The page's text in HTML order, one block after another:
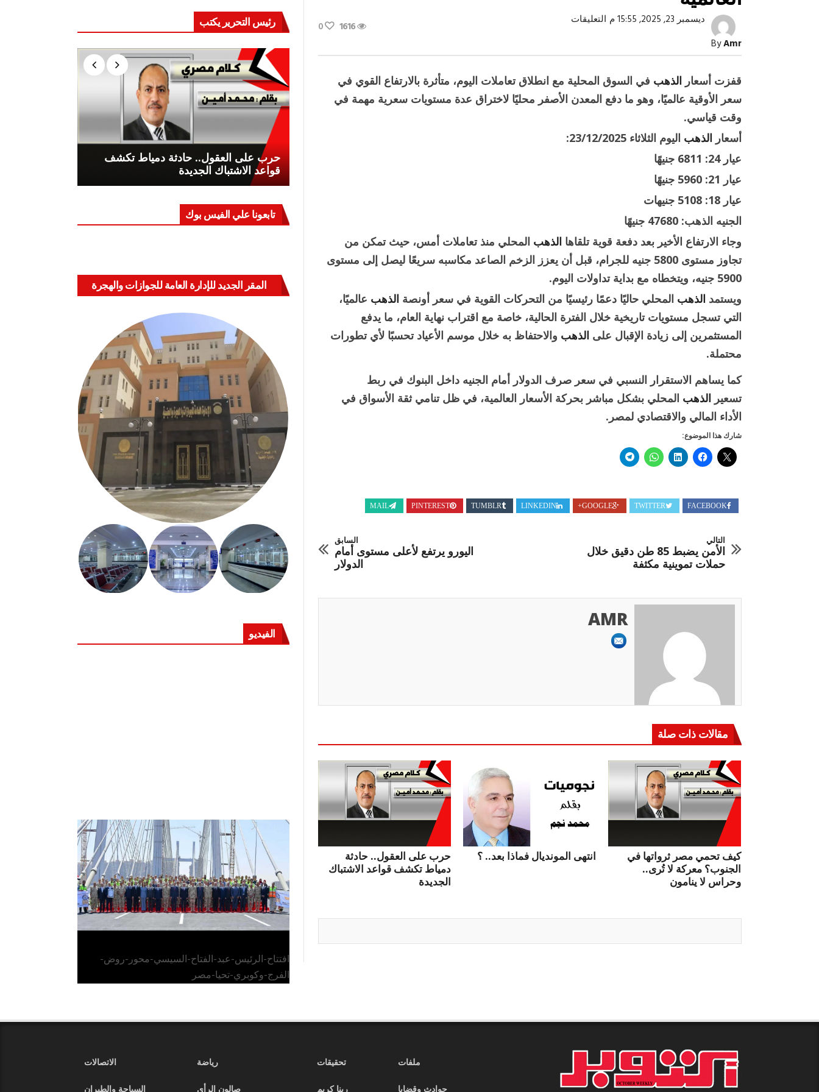
ByAmr
ديسمبر 23, 2025, 15:55 م التعليقات
في
مع
ارتفاع
الأسعار
العالمية
1616
0
قفزت أسعار الذهب في السوق المحلية مع انطلاق تعاملات اليوم، متأثرة بالارتفاع القوي في
سعر الأوقية عالميًا، وهو ما دفع المعدن الأصفر محليًا لاختراق عدة مستويات سعرية مهمة في
وقت قياسي.
أسعار الذهب اليوم الثلاثاء 23/12/2025:
عيار 24: 6811 جنيهًا
عيار 21: 5960 جنيهًا
عيار 18: 5108 جنيهات
الجنيه الذهب: 47680 جنيهًا
وجاء الارتفاع الأخير بعد دفعة قوية تلقاها الذهب المحلي منذ تعاملات أمس، حيث تمكن من
تجاوز مستوى 5800 جنيه للجرام، قبل أن يعزز الزخم الصاعد مكاسبه سريعًا ليصل إلى مستوى
5900 جنيه، ويتخطاه مع بداية تداولات اليوم.
ويستمد الذهب المحلي حاليًا دعمًا رئيسيًا من التحركات القوية في سعر أونصة الذهب عالميًا،
التي تسجل مستويات تاريخية خلال الفترة الحالية، خاصة مع اقتراب نهاية العام، ما يدفع
المستثمرين إلى زيادة الإقبال على الذهب والاحتفاظ به خلال موسم الأعياد تحسبًا لأي تطورات
محتملة.
كما يساهم الاستقرار النسبي في سعر صرف الدولار أمام الجنيه داخل البنوك في ربط
تسعير الذهب المحلي بشكل مباشر بحركة الأسعار العالمية، في ظل تنامي ثقة الأسواق في
الأداء المالي والاقتصادي لمصر.
شارك هذا الموضوع:
FACEBOOK
TWITTER
GOOGLE+
LINKEDIN
TUMBLR
PINTEREST
MAIL
السابق
اليورو يرتفع لأعلى مستوى أمام
الدولار
التالي
الأمن يضبط 85 طن دقيق خلال
حملات تموينية مكثفة
AMR
مقالات ذات صلة
حرب على العقول.. حادثة
دمياط تكشف قواعد الاشتباك
الجديدة
انتهى المونديال فماذا بعد.. ؟
كيف تحمي مصر ثرواتها في
الجنوب؟ معركة لا تُرى..
وحراس لا ينامون
رئيس التحرير يكتب
حرب على العقول.. حادثة دمياط تكشف
قواعد الاشتباك الجديدة
جهاز مستقبل مصر نموذجا.. لماذا تُنشئ
الدول كيانات تنموية عملاقة؟
تابعونا علي الفيس بوك
المقر الجديد للإدارة العامة للجوازات والهجرة
الفيديو
الرئيس عبد الفتاح السيسي يفتتح محور روض
الفرج وكوبري تحيا مصر
افتتاح-الرئيس-عبد-الفتاح-السيسي-محور-روض-
الفرج-وكوبري-تحيا-مصر
رياضة
الاتصالات
ملفات
تحقيقات